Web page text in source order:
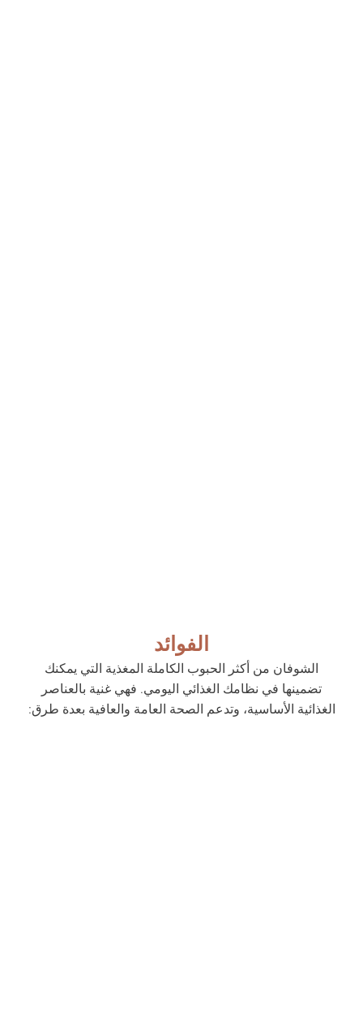
الفوائد
الشوفان من أكثر الحبوب الكاملة المغذية التي يمكنك
تضمينها في نظامك الغذائي اليومي. فهي غنية بالعناصر
الغذائية الأساسية، وتدعم الصحة العامة والعافية بعدة طرق: